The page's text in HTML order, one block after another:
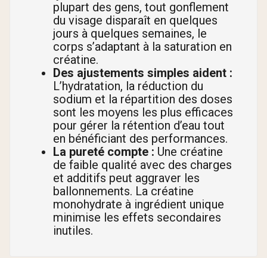
plupart des gens, tout gonflement
du visage disparaît en quelques
jours à quelques semaines, le
corps s’adaptant à la saturation en
créatine.
Des ajustements simples aident :
L’hydratation, la réduction du
sodium et la répartition des doses
sont les moyens les plus efficaces
pour gérer la rétention d’eau tout
en bénéficiant des performances.
La pureté compte : Une créatine
de faible qualité avec des charges
et additifs peut aggraver les
ballonnements. La créatine
monohydrate à ingrédient unique
minimise les effets secondaires
inutiles.